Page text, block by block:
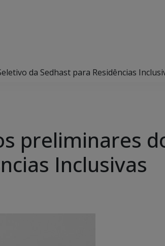
da Sedhast para Residências
preliminares
Inclusivas